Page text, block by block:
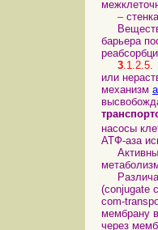
–
барьера
3.1.2.5.
или
механизм
насосы
АТФ-аза
Активный
(conjugate
com-
мембрану
через